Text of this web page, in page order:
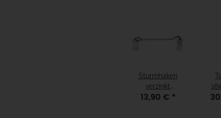
Sturmhaken
verzinkt
Gesamtlänge
13,90 € *